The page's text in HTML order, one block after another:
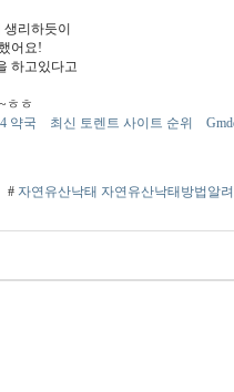
리하듯이
어요!
하고있다고
ㅎㅎ
약국 최신 토렌트 사이트 순위
# 자연유산낙태 자연유산낙태방법알